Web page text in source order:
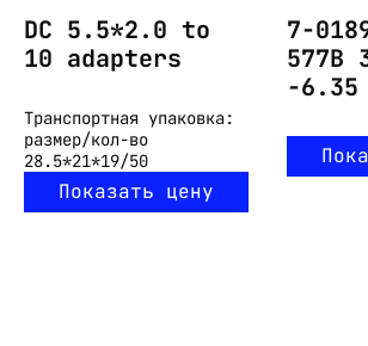
DC 5.5*2.0 to
10 adapters
Транспортная упаковка:
размер/кол-во
28.5*21*19/50
Показать цену
7-
577B
-6.35